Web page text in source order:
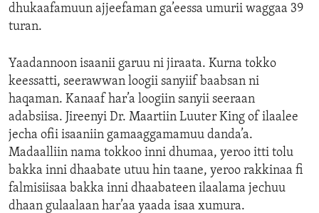
dhukaafamuun ajjeefaman ga’eessa umurii waggaa 39
turan.
Yaadannoon isaanii garuu ni jiraata. Kurna tokko
keessatti, seerawwan loogii sanyiif baabsan ni
haqaman. Kanaaf har’a loogiin sanyii seeraan
adabsiisa. Jireenyi Dr. Maartiin Luuter King of ilaalee
jecha ofii isaaniin gamaaggamamuu danda’a.
Madaalliin nama tokkoo inni dhumaa, yeroo itti tolu
bakka inni dhaabate utuu hin taane, yeroo rakkinaa fi
falmisiisaa bakka inni dhaabateen ilaalama jechuu
dhaan gulaalaan har’aa yaada isaa xumura.